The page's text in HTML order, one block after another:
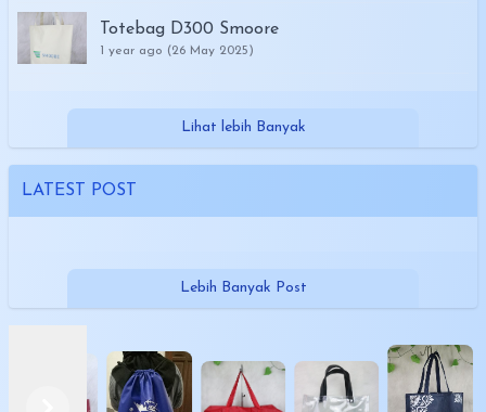
Totebag D300 Smoore
1 year ago (26 May 2025)
Lihat lebih Banyak
LATEST POST
Lebih Banyak Post